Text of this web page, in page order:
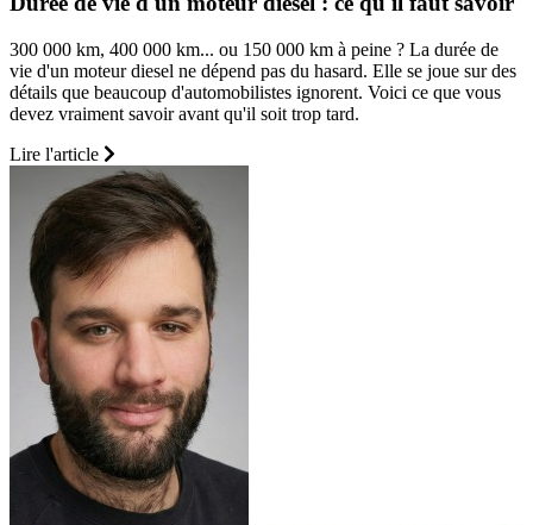
300 000 km, 400 000 km... ou 150 000 km à peine ? La durée de
vie d'un moteur diesel ne dépend pas du hasard. Elle se joue sur des
détails que beaucoup d'automobilistes ignorent. Voici ce que vous
devez vraiment savoir avant qu'il soit trop tard.
Lire l'article